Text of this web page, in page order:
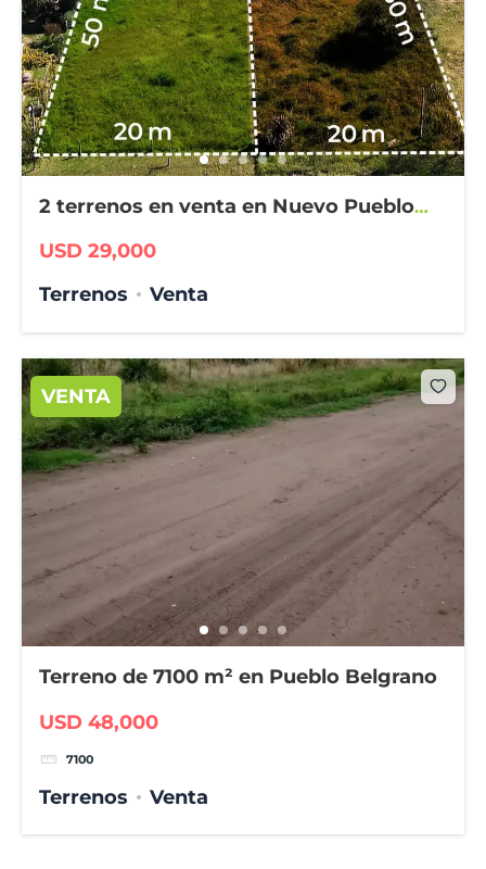
2 terrenos en venta en Nuevo Pueblo
USD 29,000
Terrenos
Venta
VENTA
Terreno de 7100 m² en Pueblo Belgrano
USD 48,000
7100
Terrenos Venta